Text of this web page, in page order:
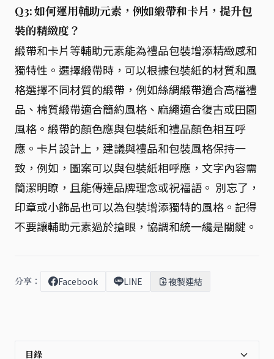
Q3: 如何運用輔助元素，例如緞帶和卡片，提升包
裝的精緻度？
緞帶和卡片等輔助元素能為禮品包裝增添精緻感和
獨特性。選擇緞帶時，可以根據包裝紙的材質和風
格選擇不同材質的緞帶，例如絲綢緞帶適合高檔禮
品、棉質緞帶適合簡約風格、麻繩適合復古或田園
風格。緞帶的顏色應與包裝紙和禮品顏色相互呼
應。卡片設計上，建議與禮品和包裝風格保持一
致，例如，圖案可以與包裝紙相呼應，文字內容需
簡潔明瞭，且能傳達品牌理念或祝福語。 別忘了，
印章或小飾品也可以為包裝增添獨特的風格。記得
不要讓輔助元素過於搶眼，協調和統一纔是關鍵。
分享： Facebook LINE 複製連結
目錄